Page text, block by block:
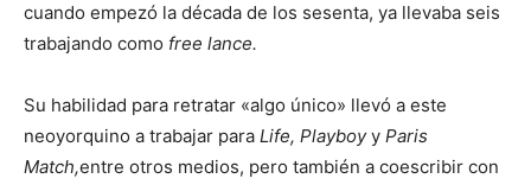
cuando empezó la década de los sesenta, ya llevaba seis
trabajando como free lance.
Su habilidad para retratar «algo único» llevó a este
neoyorquino a trabajar para Life, Playboyy Paris
Match,entre otros medios, pero también a coescribir con